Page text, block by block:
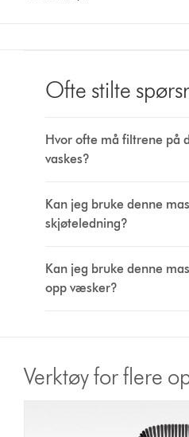
Ofte stilte
Hvor ofte må filtrene på
vaskes?
Kan jeg bruke denne
skjøteledning?
Kan jeg bruke denne
opp væsker?
Verktøy for flere